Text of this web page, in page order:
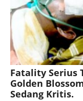
Fatality Serius
Golden
Sedang Kritis.